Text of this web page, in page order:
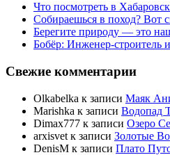
Что посмотреть в
Собираешься в поход? Вот
Берегите природу — это
Бобёр: Инженер-строитель
Свежие комментарии
Olkabelka к записи Маяк
Marishka к записи Водопад
Dimax777 к записи Озеро
arxisvet к записи Золотые
DenisM к записи Плато